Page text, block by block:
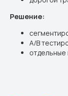
Решение:
A/B
отдельные